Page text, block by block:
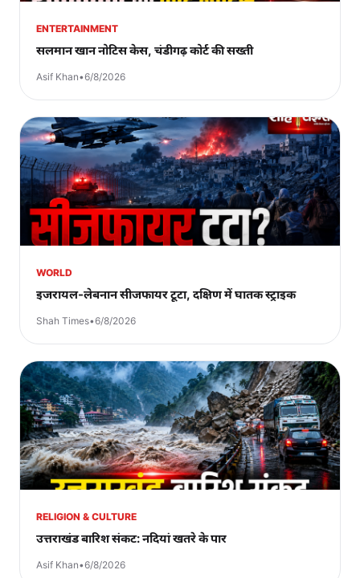
ENTERTAINMENT
सलमान खान नोटिस केस, चंडीगढ़ कोर्ट की सख्ती
Asif Khan•6/8/2026
WORLD
इजरायल-लेबनान सीजफायर टूटा, दक्षिण में घातक स्ट्राइक
Shah Times•6/8/2026
RELIGION & CULTURE
उत्तराखंड बारिश संकट: नदियां खतरे के पार
Asif Khan•6/8/2026